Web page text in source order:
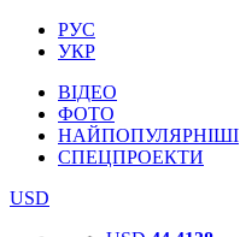
РУС
УКР
ВІДЕО
ФОТО
НАЙПОПУЛЯРНІШІ
СПЕЦПРОЕКТИ
USD